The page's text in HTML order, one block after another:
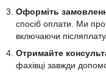
Оформіть
спосіб оплати. Ми
включаючи
Отримайте
фахівці завжди